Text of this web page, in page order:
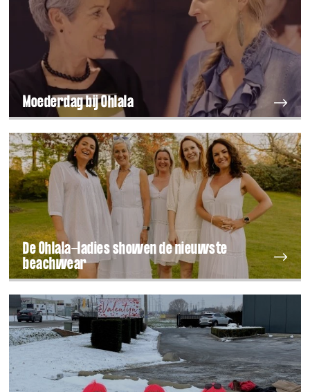
Moederdag bij Ohlala
De Ohlala-ladies showen de nieuwste
beachwear